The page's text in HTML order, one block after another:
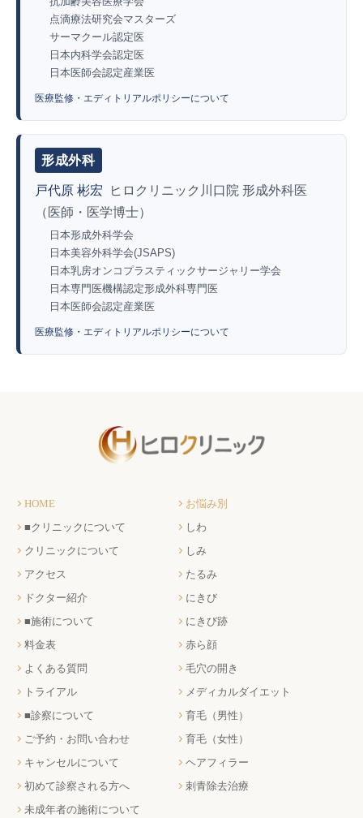
点滴療法研究会マスターズ
サーマクール認定医
日本内科学会認定医
日本医師会認定産業医
医療監修・エディトリアルポリシーについて
形成外科
戸代原 彬宏
ヒロクリニック川口院 形成外科医
（医師・医学博士）
日本形成外科学会
日本美容外科学会(JSAPS)
日本乳房オンコプラスティックサージャリー学会
日本専門医機構認定形成外科専門医
日本医師会認定産業医
医療監修・エディトリアルポリシーについて
HOME
■クリニックについて
クリニックについて
アクセス
ドクター紹介
■施術について
料金表
よくある質問
トライアル
■診察について
ご予約・お問い合わせ
キャンセルについて
初めて診察される方へ
未成年者の施術について
お悩み別
しわ
しみ
たるみ
にきび
にきび跡
赤ら顔
毛穴の開き
メディカルダイエット
育毛（男性）
育毛（女性）
ヘアフィラー
刺青除去治療